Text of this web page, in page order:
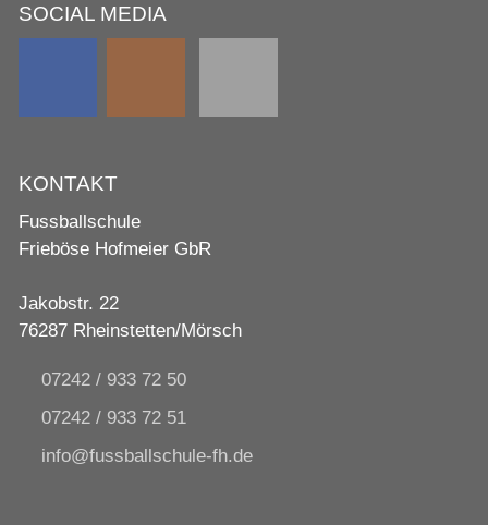
SOCIAL MEDIA
KONTAKT
Fussballschule
Frieböse Hofmeier GbR
Jakobstr. 22
76287 Rheinstetten/Mörsch
07242 / 933 72 50
07242 / 933 72 51
nf
f ssb llsch -fh d